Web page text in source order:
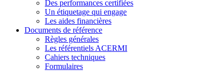
Des performances certifiées
Un étiquetage qui engage
Les aides financières
Documents de référence
Règles générales
Les référentiels ACERMI
Cahiers techniques
Formulaires